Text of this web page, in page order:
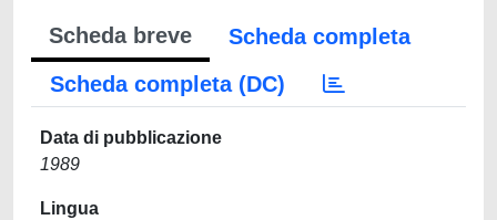
Scheda breve
Scheda completa
Scheda completa (DC)
Data di pubblicazione
1989
Lingua